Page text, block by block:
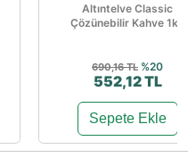
Altıntelve Classic
Çözünebilir Kahve 1kg
690,16 TL %20
552,12 TL
Sepete Ekle